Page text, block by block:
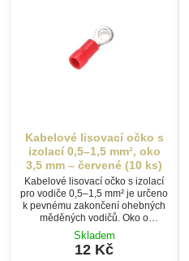
Kabelové lisovací očko s
izolací 0,5–1,5 mm², oko
3,5 mm – červené (10 ks)
Kabelové lisovací očko s izolací
pro vodiče 0,5–1,5 mm² je určeno
k pevnému zakončení ohebných
měděných vodičů. Oko o
průměru 3,5 mm umožňuje
snadné šroubové připojení.
Balení 10 ks.
Skladem
12 Kč